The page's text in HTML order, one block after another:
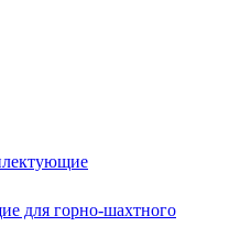
для горно-шахтного